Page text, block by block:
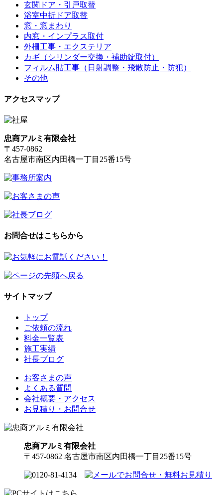
玄関ドア・引戸取替
浴室中折ドア取替
窓・窓まわり
内窓・インプラス取付
外柵工事・エクステリア
カギ（シリンダー交換・補助錠取付）
フィルム貼工事（日射調整・飛散防止・防犯）
その他
アクセスマップ
忠商アルミ有限会社
〒457-0862
名古屋市南区内田橋一丁目25番15号
お問合せはこちらから
サイトマップ
トップ
ご依頼の流れ
料金一覧表
施工実績
社長ブログ
お客さまの声
よくある質問
会社概要・アクセス
お見積り・お問合せ
忠商アルミ有限会社
〒457-0862 名古屋市南区内田橋一丁目25番15号